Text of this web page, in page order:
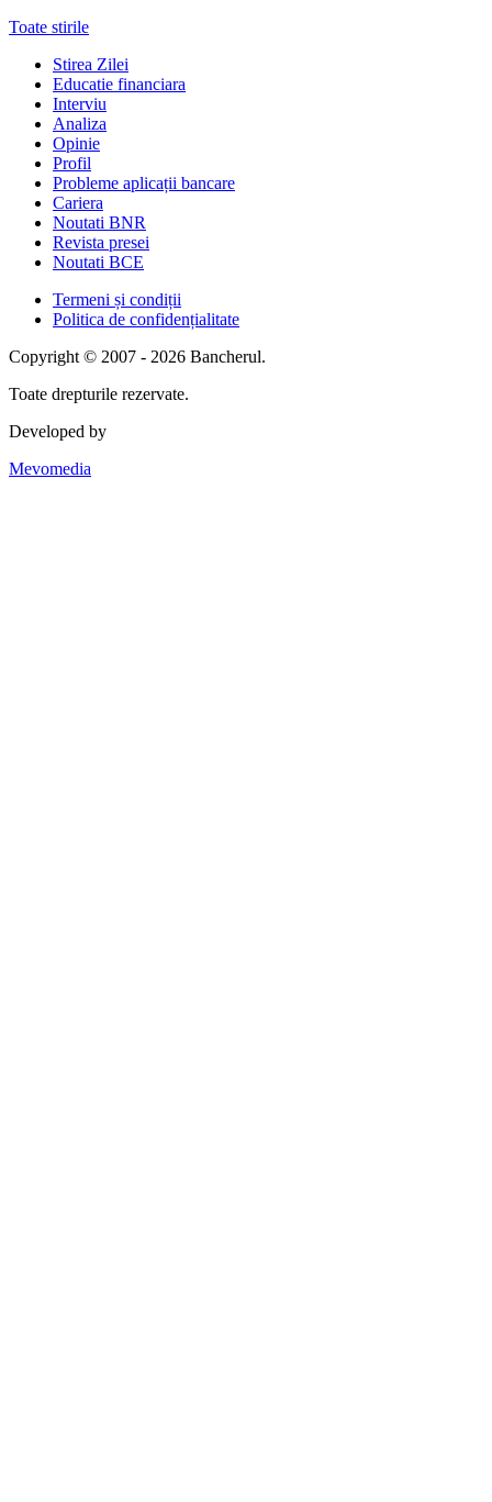
Toate stirile
Stirea Zilei
Educatie financiara
Interviu
Analiza
Opinie
Profil
Probleme aplicații bancare
Cariera
Noutati BNR
Revista presei
Noutati BCE
Termeni și condiții
Politica de confidențialitate
Copyright © 2007 - 2026 Bancherul.
Toate drepturile rezervate.
Developed by
Mevomedia